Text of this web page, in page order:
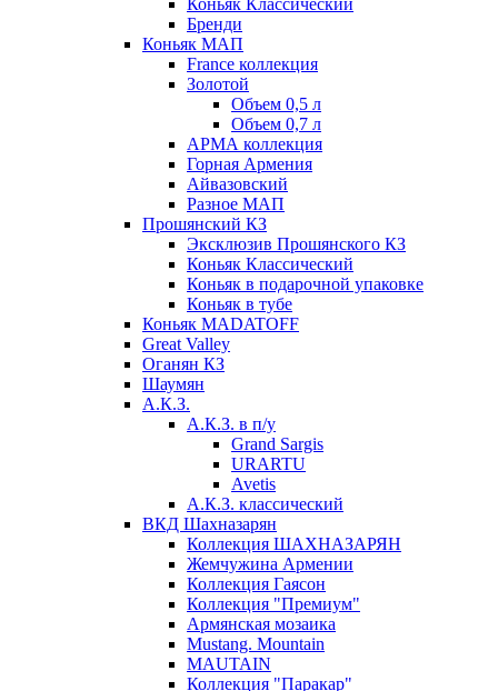
Коньяк Классический
Бренди
Коньяк МАП
France коллекция
Золотой
Объем 0,5 л
Объем 0,7 л
АРМА коллекция
Горная Армения
Айвазовский
Разное МАП
Прошянский КЗ
Эксклюзив Прошянского КЗ
Коньяк Классический
Коньяк в подарочной упаковке
Коньяк в тубе
Коньяк MADATOFF
Great Valley
Оганян КЗ
Шаумян
А.К.З.
А.К.З. в п/у
Grand Sargis
URARTU
Avetis
А.К.З. классический
ВКД Шахназарян
Коллекция ШАХНАЗАРЯН
Жемчужина Армении
Коллекция Гаясон
Коллекция "Премиум"
Армянская мозаика
Mustang. Mountain
MAUTAIN
Коллекция "Паракар"